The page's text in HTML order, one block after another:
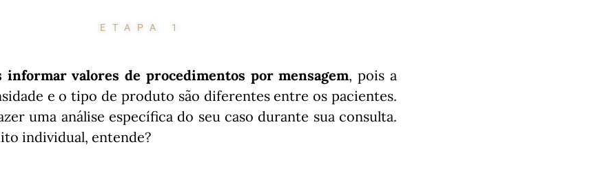
ETAPA 1
informar valores de procedimentos por mensagem, pois a
e o tipo de produto são diferentes entre os pacientes.
uma análise específica do seu caso durante sua consulta.
individual, entende?